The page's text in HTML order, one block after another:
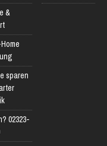
&
sparen
02323-